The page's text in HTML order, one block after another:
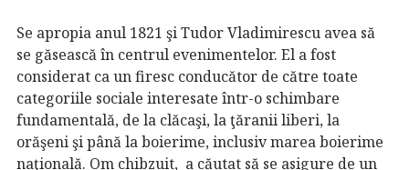
Se apropia anul 1821 şi Tudor Vladimirescu avea să
se găsească în centrul evenimentelor. El a fost
considerat ca un firesc conducător de către toate
categoriile sociale interesate într-o schimbare
fundamentală, de la clăcaşi, la ţăranii liberi, la
orăşeni şi până la boierime, inclusiv marea boierime
naţională. Om chibzuit, a căutat să se asigure de un